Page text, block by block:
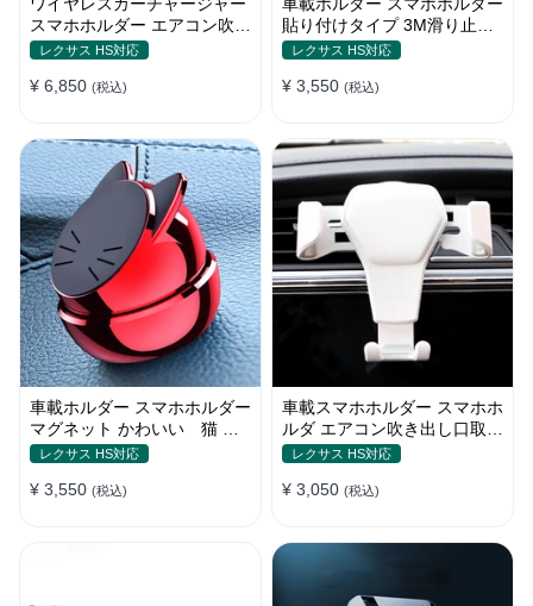
スマホホルダー エアコン吹き
出し口/ 貼り付け
レクサス HS対応
¥ 6,850 (税込)
貼り付けタイプ 3M滑り止め
シリコンパッド 全機種
レクサス HS対応
¥ 3,550 (税込)
車載ホルダー スマホホルダー
マグネット かわいい 猫 全
機種 片手操作
レクサス HS対応
¥ 3,550 (税込)
車載スマホホルダー スマホホ
ルダ エアコン吹き出し口取り
付け 全機種 可愛い アニメ
レクサス HS対応
¥ 3,050 (税込)